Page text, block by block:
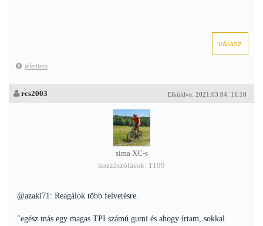
jelentem
Elküldve: 2021.03.04. 11:10
rcs2003
sima XC-s
hozzászólások: 1199
@azaki71: Reagálok több felvetésre.
"egész más egy magas TPI számú gumi és ahogy írtam, sokkal